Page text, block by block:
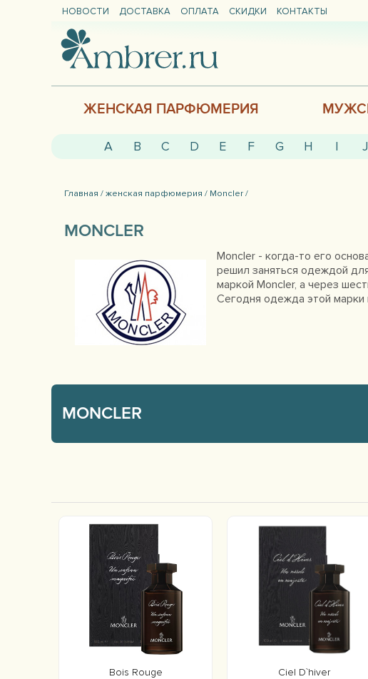
НОВОСТИ ДОСТАВКА ОПЛАТА СКИДКИ КОНТАКТЫ
ЖЕНСКАЯ ПАРФЮМЕРИЯ
A B C D E F G H I J
Главная /женская парфюмерия / Moncler /
MONCLER
Moncler - когда-то его
решил заняться одеждой
маркой Moncler, а через
Сегодня одежда этой марки
MONCLER
Bois Rouge Ciel D`hiver